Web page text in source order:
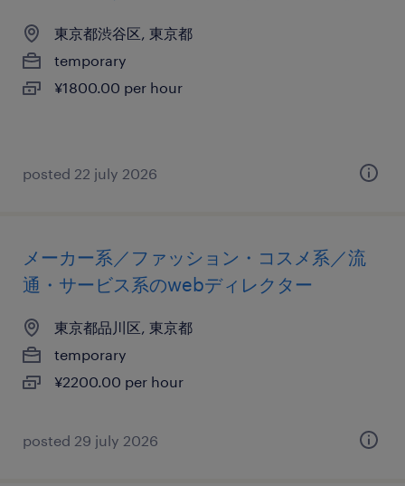
東京都渋谷区, 東京都
temporary
¥1800.00 per hour
posted 22 july 2026
メーカー系／ファッション・コスメ系／流
通・サービス系のwebディレクター
東京都品川区, 東京都
temporary
¥2200.00 per hour
posted 29 july 2026